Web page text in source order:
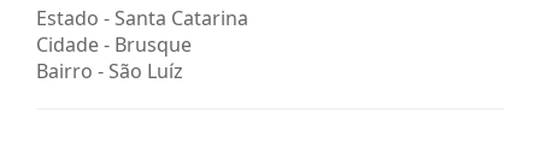
Estado -Santa Catarina
Cidade - Brusque
Bairro -São Luíz